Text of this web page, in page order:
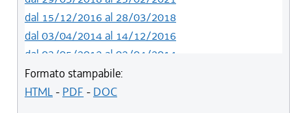
dal 15/12/2016 al 28/03/2018
dal 03/04/2014 al 14/12/2016
dal 03/05/2012 al 02/04/2014
dal 23/06/2011 al 02/05/2012
dal 07/04/2011 al 22/06/2011
Formato stampabile:
HTML- PDF - DOC